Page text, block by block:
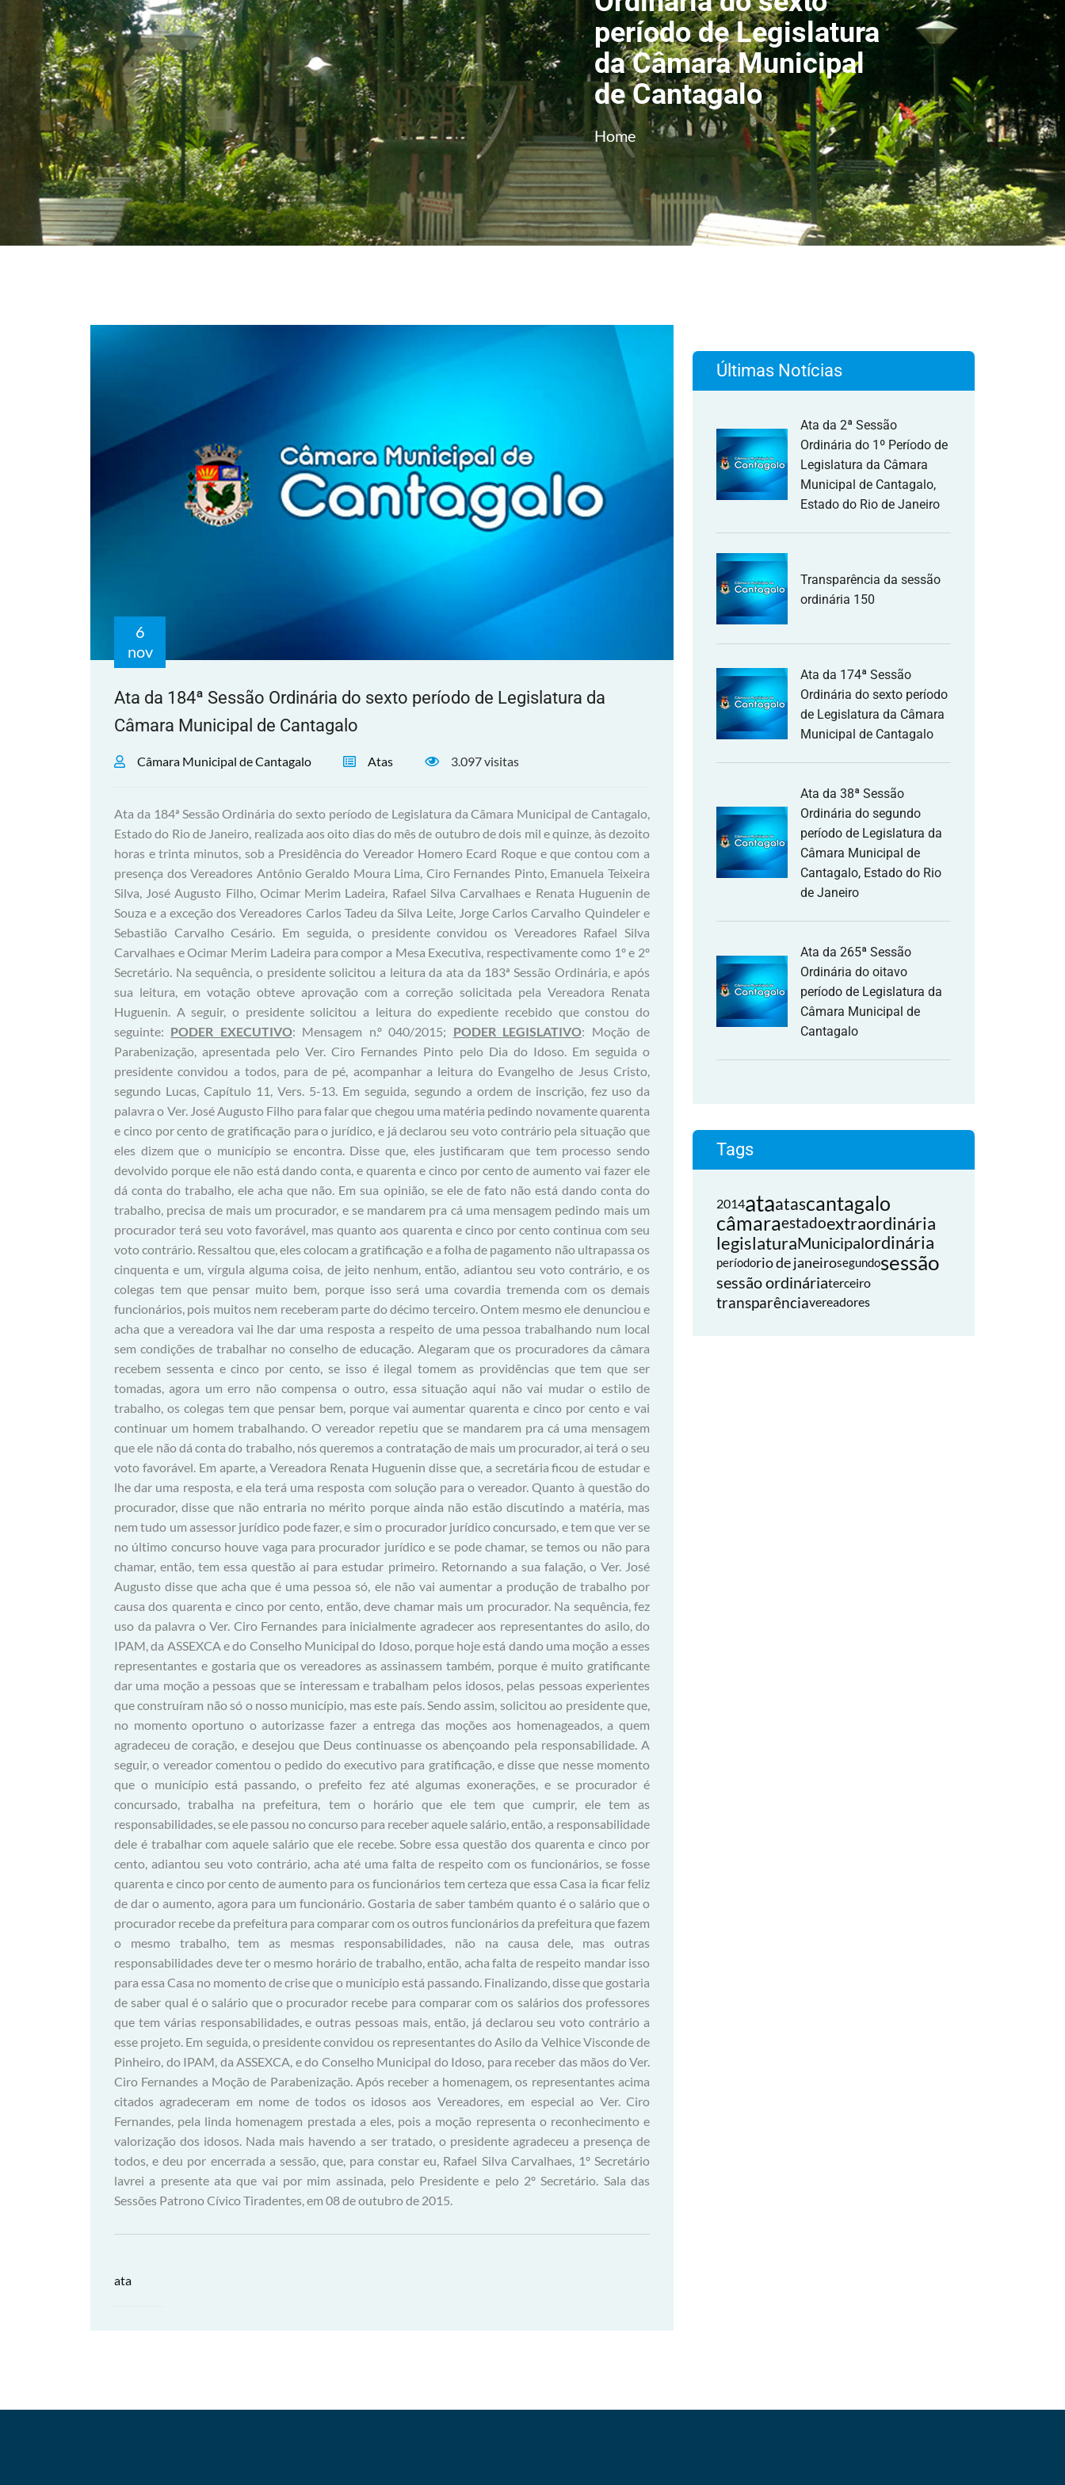
período de Legislatura
da Câmara Municipal
de Cantagalo
Home
6
nov
Ata da 184ª Sessão Ordinária do sexto período de Legislatura da
Câmara Municipal de Cantagalo
Câmara Municipal de Cantagalo Atas 3.097 visitas
Ata da 184ª Sessão Ordinária do sexto período de Legislatura da Câmara Municipal de Cantagalo,
Estado do Rio de Janeiro, realizada aos oito dias do mês de outubro de dois mil e quinze, às dezoito
horas e trinta minutos, sob a Presidência do Vereador Homero Ecard Roque e que contou com a
presença dos Vereadores Antônio Geraldo Moura Lima, Ciro Fernandes Pinto, Emanuela Teixeira
Silva, José Augusto Filho, Ocimar Merim Ladeira, Rafael Silva Carvalhaes e Renata Huguenin de
Souza e a exceção dos Vereadores Carlos Tadeu da Silva Leite, Jorge Carlos Carvalho Quindeler e
Sebastião Carvalho Cesário. Em seguida, o presidente convidou os Vereadores Rafael Silva
Carvalhaes e Ocimar Merim Ladeira para compor a Mesa Executiva, respectivamente como 1º e 2º
Secretário. Na sequência, o presidente solicitou a leitura da ata da 183ª Sessão Ordinária, e após
sua leitura, em votação obteve aprovação com a correção solicitada pela Vereadora Renata
Huguenin. A seguir, o presidente solicitou a leitura do expediente recebido que constou do
seguinte: PODER EXECUTIVO: Mensagem n.º 040/2015; PODER LEGISLATIVO: Moção de
Parabenização, apresentada pelo Ver. Ciro Fernandes Pinto pelo Dia do Idoso. Em seguida o
presidente convidou a todos, para de pé, acompanhar a leitura do Evangelho de Jesus Cristo,
segundo Lucas, Capítulo 11, Vers. 5-13. Em seguida, segundo a ordem de inscrição, fez uso da
palavra o Ver. José Augusto Filho para falar que chegou uma matéria pedindo novamente quarenta
e cinco por cento de gratificação para o jurídico, e já declarou seu voto contrário pela situação que
eles dizem que o município se encontra. Disse que, eles justificaram que tem processo sendo
devolvido porque ele não está dando conta, e quarenta e cinco por cento de aumento vai fazer ele
dá conta do trabalho, ele acha que não. Em sua opinião, se ele de fato não está dando conta do
trabalho, precisa de mais um procurador, e se mandarem pra cá uma mensagem pedindo mais um
procurador terá seu voto favorável, mas quanto aos quarenta e cinco por cento continua com seu
voto contrário. Ressaltou que, eles colocam a gratificação e a folha de pagamento não ultrapassa os
cinquenta e um, vírgula alguma coisa, de jeito nenhum, então, adiantou seu voto contrário, e os
colegas tem que pensar muito bem, porque isso será uma covardia tremenda com os demais
funcionários, pois muitos nem receberam parte do décimo terceiro. Ontem mesmo ele denunciou e
acha que a vereadora vai lhe dar uma resposta a respeito de uma pessoa trabalhando num local
sem condições de trabalhar no conselho de educação. Alegaram que os procuradores da câmara
recebem sessenta e cinco por cento, se isso é ilegal tomem as providências que tem que ser
tomadas, agora um erro não compensa o outro, essa situação aqui não vai mudar o estilo de
trabalho, os colegas tem que pensar bem, porque vai aumentar quarenta e cinco por cento e vai
continuar um homem trabalhando. O vereador repetiu que se mandarem pra cá uma mensagem
que ele não dá conta do trabalho, nós queremos a contratação de mais um procurador, ai terá o seu
voto favorável. Em aparte, a Vereadora Renata Huguenin disse que, a secretária ficou de estudar e
lhe dar uma resposta, e ela terá uma resposta com solução para o vereador. Quanto à questão do
procurador, disse que não entraria no mérito porque ainda não estão discutindo a matéria, mas
nem tudo um assessor jurídico pode fazer, e sim o procurador jurídico concursado, e tem que ver se
no último concurso houve vaga para procurador jurídico e se pode chamar, se temos ou não para
chamar, então, tem essa questão ai para estudar primeiro. Retornando a sua falação, o Ver. José
Augusto disse que acha que é uma pessoa só, ele não vai aumentar a produção de trabalho por
causa dos quarenta e cinco por cento, então, deve chamar mais um procurador. Na sequência, fez
uso da palavra o Ver. Ciro Fernandes para inicialmente agradecer aos representantes do asilo, do
IPAM, da ASSEXCA e do Conselho Municipal do Idoso, porque hoje está dando uma moção a esses
representantes e gostaria que os vereadores as assinassem também, porque é muito gratificante
dar uma moção a pessoas que se interessam e trabalham pelos idosos, pelas pessoas experientes
que construíram não só o nosso município, mas este país. Sendo assim, solicitou ao presidente que,
no momento oportuno o autorizasse fazer a entrega das moções aos homenageados, a quem
agradeceu de coração, e desejou que Deus continuasse os abençoando pela responsabilidade. A
seguir, o vereador comentou o pedido do executivo para gratificação, e disse que nesse momento
que o município está passando, o prefeito fez até algumas exonerações, e se procurador é
concursado, trabalha na prefeitura, tem o horário que ele tem que cumprir, ele tem as
responsabilidades, se ele passou no concurso para receber aquele salário, então, a responsabilidade
dele é trabalhar com aquele salário que ele recebe. Sobre essa questão dos quarenta e cinco por
cento, adiantou seu voto contrário, acha até uma falta de respeito com os funcionários, se fosse
quarenta e cinco por cento de aumento para os funcionários tem certeza que essa Casa ia ficar feliz
de dar o aumento, agora para um funcionário. Gostaria de saber também quanto é o salário que o
procurador recebe da prefeitura para comparar com os outros funcionários da prefeitura que fazem
o mesmo trabalho, tem as mesmas responsabilidades, não na causa dele, mas outras
responsabilidades deve ter o mesmo horário de trabalho, então, acha falta de respeito mandar isso
para essa Casa no momento de crise que o município está passando. Finalizando, disse que gostaria
de saber qual é o salário que o procurador recebe para comparar com os salários dos professores
que tem várias responsabilidades, e outras pessoas mais, então, já declarou seu voto contrário a
esse projeto. Em seguida, o presidente convidou os representantes do Asilo da Velhice Visconde de
Pinheiro, do IPAM, da ASSEXCA, e do Conselho Municipal do Idoso, para receber das mãos do Ver.
Ciro Fernandes a Moção de Parabenização. Após receber a homenagem, os representantes acima
citados agradeceram em nome de todos os idosos aos Vereadores, em especial ao Ver. Ciro
Fernandes, pela linda homenagem prestada a eles, pois a moção representa o reconhecimento e
valorização dos idosos. Nada mais havendo a ser tratado, o presidente agradeceu a presença de
todos, e deu por encerrada a sessão, que, para constar eu, Rafael Silva Carvalhaes, 1º Secretário
lavrei a presente ata que vai por mim assinada, pelo Presidente e pelo 2º Secretário. Sala das
Sessões Patrono Cívico Tiradentes, em 08 de outubro de 2015.
ata
Últimas Notícias
Ata da 2ª Sessão
Ordinária do 1º Período de
Legislatura da Câmara
Municipal de Cantagalo,
Estado do Rio de Janeiro
Transparência da sessão
ordinária 150
Ata da 174ª Sessão
Ordinária do sexto período
de Legislatura da Câmara
Municipal de Cantagalo
Ata da 38ª Sessão
Ordinária do segundo
período de Legislatura da
Câmara Municipal de
Cantagalo, Estado do Rio
de Janeiro
Ata da 265ª Sessão
Ordinária do oitavo
período de Legislatura da
Câmara Municipal de
Cantagalo
Tags
2014ataatascantagalo
câmaraestadoextraordinária
legislaturaMunicipalordinária
períodorio de janeirosegundosessão
sessão ordináriaterceiro
transparênciavereadores